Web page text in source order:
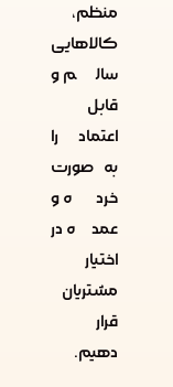
منظم،
کالاهایی
سالم و
قابل
اعتماد را
به صورت
خرده و
عمده در
اختیار
مشتریان
قرار
دهیم.